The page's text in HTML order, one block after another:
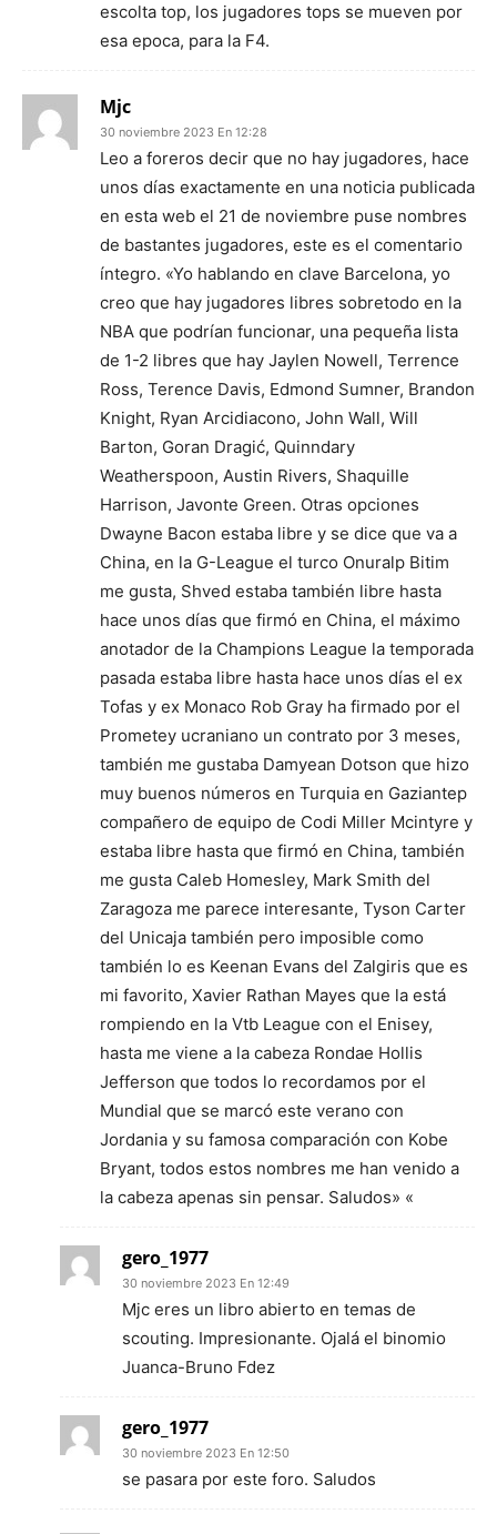
escolta top, los jugadores tops se mueven por
esa epoca, para la F4.
Mjc
30 noviembre 2023 En 12:28
Leo a foreros decir que no hay jugadores, hace
unos días exactamente en una noticia publicada
en esta web el 21 de noviembre puse nombres
de bastantes jugadores, este es el comentario
íntegro. «Yo hablando en clave Barcelona, yo
creo que hay jugadores libres sobretodo en la
NBA que podrían funcionar, una pequeña lista
de 1-2 libres que hay Jaylen Nowell, Terrence
Ross, Terence Davis, Edmond Sumner, Brandon
Knight, Ryan Arcidiacono, John Wall, Will
Barton, Goran Dragić, Quinndary
Weatherspoon, Austin Rivers, Shaquille
Harrison, Javonte Green. Otras opciones
Dwayne Bacon estaba libre y se dice que va a
China, en la G-League el turco Onuralp Bitim
me gusta, Shved estaba también libre hasta
hace unos días que firmó en China, el máximo
anotador de la Champions League la temporada
pasada estaba libre hasta hace unos días el ex
Tofas y ex Monaco Rob Gray ha firmado por el
Prometey ucraniano un contrato por 3 meses,
también me gustaba Damyean Dotson que hizo
muy buenos números en Turquia en Gaziantep
compañero de equipo de Codi Miller Mcintyre y
estaba libre hasta que firmó en China, también
me gusta Caleb Homesley, Mark Smith del
Zaragoza me parece interesante, Tyson Carter
del Unicaja también pero imposible como
también lo es Keenan Evans del Zalgiris que es
mi favorito, Xavier Rathan Mayes que la está
rompiendo en la Vtb League con el Enisey,
hasta me viene a la cabeza Rondae Hollis
Jefferson que todos lo recordamos por el
Mundial que se marcó este verano con
Jordania y su famosa comparación con Kobe
Bryant, todos estos nombres me han venido a
la cabeza apenas sin pensar. Saludos» «
gero_1977
30 noviembre 2023 En 12:49
Mjc eres un libro abierto en temas de
scouting. Impresionante. Ojalá el binomio
Juanca-Bruno Fdez
gero_1977
30 noviembre 2023 En 12:50
se pasara por este foro. Saludos